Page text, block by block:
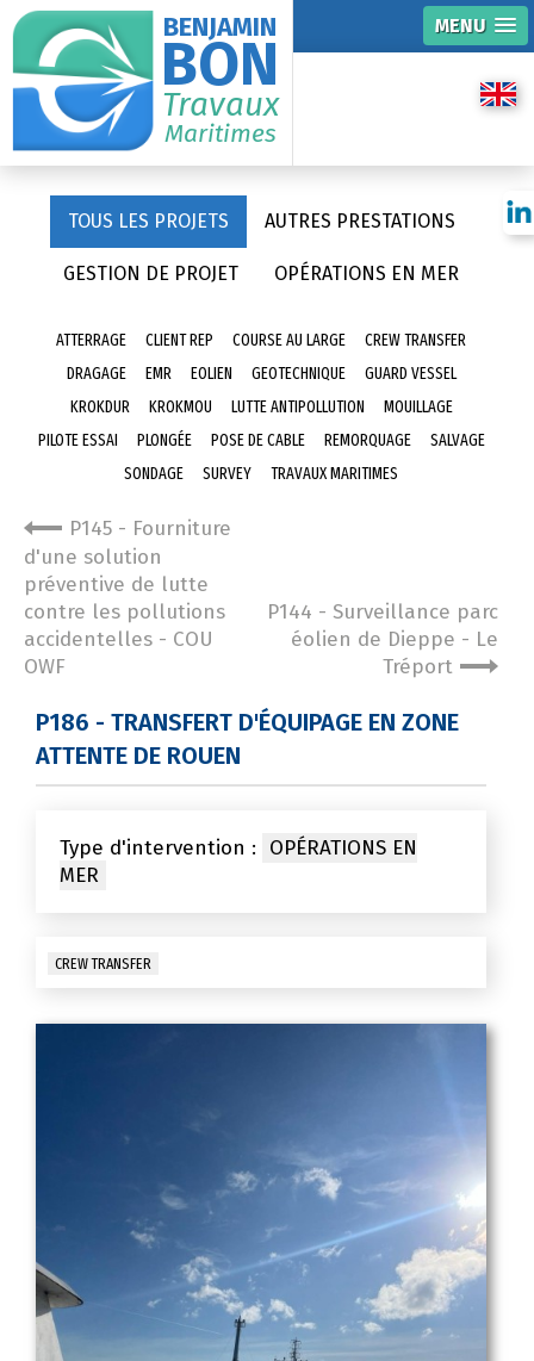
MENU
BENJAMIN
BON
Travaux
Maritimes
TOUS LES PROJETS AUTRES PRESTATIONS
GESTION DE PROJET OPÉRATIONS EN MER
ATTERRAGE CLIENT REP COURSE AU LARGE
CREW TRANSFER
DRAGAGE
EMR EOLIEN GEOTECHNIQUE
GUARD VESSEL
KROKDUR
KROKMOU LUTTE ANTIPOLLUTION
MOUILLAGE
PILOTE ESSAI
PLONGÉE POSE DE CABLE REMORQUAGE
SALVAGE
SONDAGE
SURVEY TRAVAUX MARITIMES
P145 - Fourniture
d'une solution
préventive de lutte
contre les pollutions
accidentelles - COU
OWF
P144 - Surveillance parc
éolien de Dieppe - Le
Tréport
P186 - TRANSFERT D'ÉQUIPAGE EN ZONE
ATTENTE DE ROUEN
Type d'intervention :
OPÉRATIONS EN
MER
CREW TRANSFER